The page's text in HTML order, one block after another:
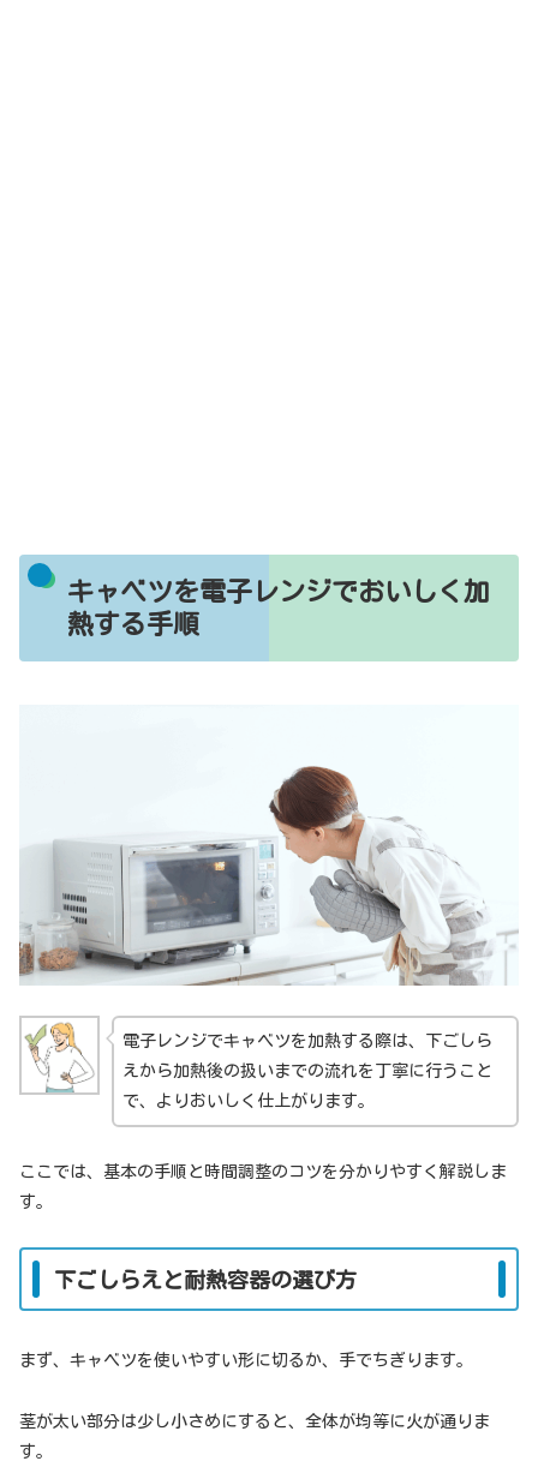
キャベツを電子レンジでおいしく加
熱する手順
電子レンジでキャベツを加熱する際は、下ごしら
えから加熱後の扱いまでの流れを丁寧に行うこと
で、よりおいしく仕上がります。
ここでは、基本の手順と時間調整のコツを分かりやすく解説しま
す。
下ごしらえと耐熱容器の選び方
まず、キャベツを使いやすい形に切るか、手でちぎります。
茎が太い部分は少し小さめにすると、全体が均等に火が通りま
す。